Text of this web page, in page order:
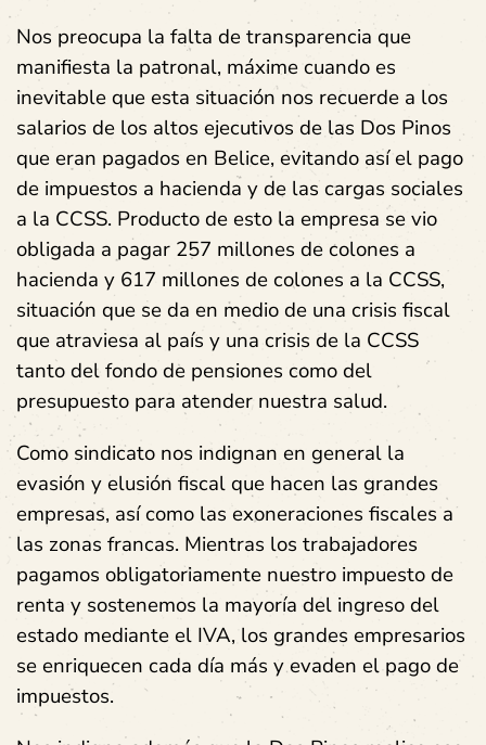
Nos preocupa la falta de transparencia que
manifiesta la patronal, máxime cuando es
inevitable que esta situación nos recuerde a los
salarios de los altos ejecutivos de las Dos Pinos
que eran pagados en Belice, evitando así el pago
de impuestos a hacienda y de las cargas sociales
a la CCSS. Producto de esto la empresa se vio
obligada a pagar 257 millones de colones a
hacienda y 617 millones de colones a la CCSS,
situación que se da en medio de una crisis fiscal
que atraviesa al país y una crisis de la CCSS
tanto del fondo de pensiones como del
presupuesto para atender nuestra salud.
Como sindicato nos indignan en general la
evasión y elusión fiscal que hacen las grandes
empresas, así como las exoneraciones fiscales a
las zonas francas. Mientras los trabajadores
pagamos obligatoriamente nuestro impuesto de
renta y sostenemos la mayoría del ingreso del
estado mediante el IVA, los grandes empresarios
se enriquecen cada día más y evaden el pago de
impuestos.